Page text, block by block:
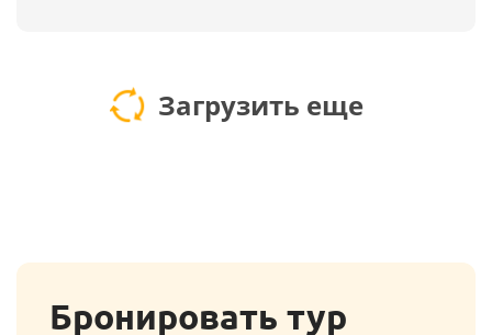
Загрузить еще
Бронировать тур